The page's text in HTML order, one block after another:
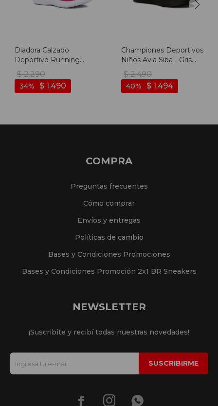
Diadora Calzado
Deportivo Running
Robin 3 - Jr - Fucsia-
blanco
$ 2.290
$ 1.490
34
Championes Deportivos
Niños Avia Siba - Gris
Oscuro-negro
$ 2.490
$ 1.494
40
COMPRA
Preguntas frecuentes
Cómo comprar
Envíos y entregas
Políticas de cambio
Bases y Condiciones Promociones
Bases y Condiciones Promoción 2x1 BR Sneakers
NEWSLETTER
¡Suscribite y recibí todas nuestras novedades!
SUSCRIBIRME
  